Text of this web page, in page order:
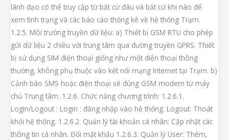
lãnh đạo có thể truy cập từ bất cứ đâu và bất cứ khi nào để
xem tình trạng và các báo cáo thống kê về hệ thống Trạm.
1.2.5. Môi trường truyền dữ liệu: a) Thiết bị GSM RTU cho phép
gửi dữ liệu 2 chiều với trung tâm qua đường truyền GPRS. Thiết
bị sử dụng SIM điện thoại giống như một điện thoại thông
thường, không phụ thuộc vào kết nối mạng Internet tại Trạm. b)
Cảnh báo SMS hoặc điện thoại sẽ dùng GSM modem từ máy
chủ Trung tâm. 1.2.6. Chức năng chương trình: 1.2.6.1.
Login/Logout : Login : đăng nhập vào hệ thống. Logout: Thoát
khỏi hệ thống. 1.2.6.2. Quản lý tài khoản cá nhân: Cập nhật các
thông tin cá nhân. Đổi mật khẩu 1.2.6.3. Quản lý User: Thêm,